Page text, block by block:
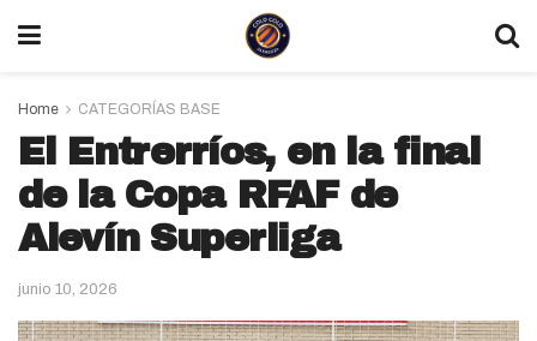
Home CATEGORÍAS BASE
El Entrerríos, en la final
de la Copa RFAF de
Alevín Superliga
junio 10, 2026